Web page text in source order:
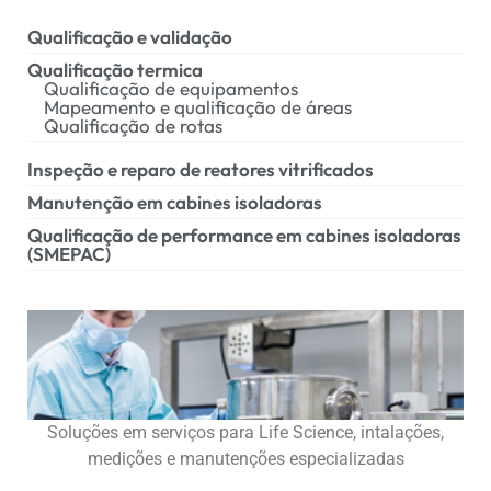
Qualificação e validação
Qualificação termica
Qualificação de equipamentos
Mapeamento e qualificação de áreas
Qualificação de rotas
Inspeção e reparo de reatores vitrificados
Manutenção em cabines isoladoras
Qualificação de performance em cabines isoladoras
(SMEPAC)
Soluções em serviços para Life Science, intalações,
medições e manutenções especializadas